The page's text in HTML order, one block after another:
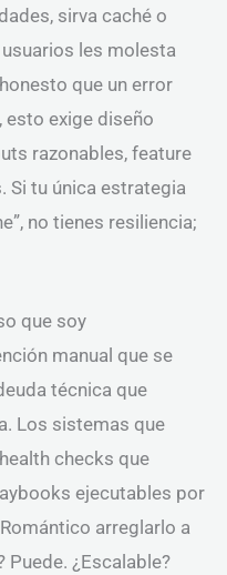
sirva caché o
les molesta
que un error
esto exige diseño
razonables, feature
Si tu única estrategia
no tienes resiliencia;
que soy
manual que se
técnica que
Los sistemas que
checks que
ejecutables por
arreglarlo a
Puede. ¿Escalable?